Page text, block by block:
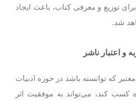
توزیع و معرفی کتاب، باعث ایجاد
شد.
و اعتبار ناشر
که توانسته باشد در حوزه ادبیات
کند، می‌تواند به موفقیت اثر